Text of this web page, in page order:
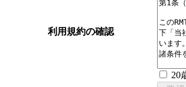
利用規約の確認
20